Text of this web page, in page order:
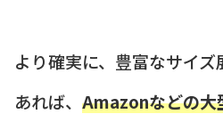
より確実に、豊富なサイ
あれば、 Amazonなどの大